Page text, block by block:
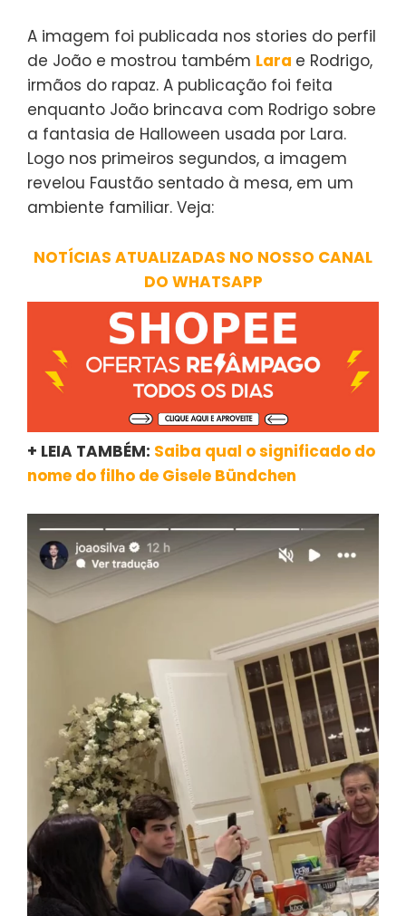
A imagem foi publicada nos stories do perfil
de João e mostrou também Lara e Rodrigo,
irmãos do rapaz. A publicação foi feita
enquanto João brincava com Rodrigo sobre
a fantasia de Halloween usada por Lara.
Logo nos primeiros segundos, a imagem
revelou Faustão sentado à mesa, em um
ambiente familiar. Veja:
NOTÍCIAS ATUALIZADAS NO NOSSO CANAL
DO WHATSAPP
+ LEIA TAMBÉM: Saiba qual o significado do
nome do filho de Gisele Bündchen